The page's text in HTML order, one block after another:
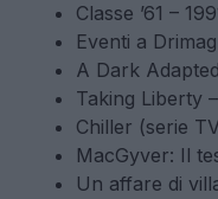
Classe ’61 –
Eventi a
A Dark
Taking Liberty
Chiller (serie
MacGyver: Il
Un affare di